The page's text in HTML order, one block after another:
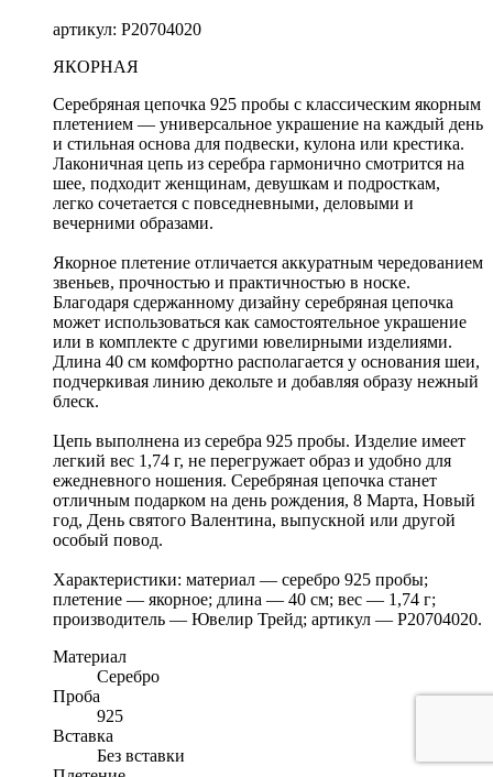
артикул: Р20704020
ЯКОРНАЯ
Серебряная цепочка 925 пробы с классическим якорным
плетением — универсальное украшение на каждый день
и стильная основа для подвески, кулона или крестика.
Лаконичная цепь из серебра гармонично смотрится на
шее, подходит женщинам, девушкам и подросткам,
легко сочетается с повседневными, деловыми и
вечерними образами.
Якорное плетение отличается аккуратным чередованием
звеньев, прочностью и практичностью в носке.
Благодаря сдержанному дизайну серебряная цепочка
может использоваться как самостоятельное украшение
или в комплекте с другими ювелирными изделиями.
Длина 40 см комфортно располагается у основания шеи,
подчеркивая линию декольте и добавляя образу нежный
блеск.
Цепь выполнена из серебра 925 пробы. Изделие имеет
легкий вес 1,74 г, не перегружает образ и удобно для
ежедневного ношения. Серебряная цепочка станет
отличным подарком на день рождения, 8 Марта, Новый
год, День святого Валентина, выпускной или другой
особый повод.
Характеристики: материал — серебро 925 пробы;
плетение — якорное; длина — 40 см; вес — 1,74 г;
производитель — Ювелир Трейд; артикул — Р20704020.
Материал
Серебро
Проба
925
Вставка
Без вставки